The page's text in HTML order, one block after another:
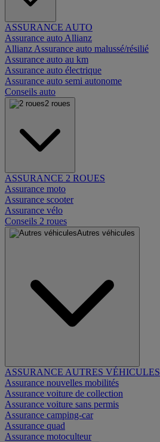
ASSURANCE AUTO
Assurance auto Allianz
Allianz Assurance auto malussé/résilié
Assurance auto au km
Assurance auto électrique
Assurance auto semi autonome
Conseils auto
2 roues
ASSURANCE 2 ROUES
Assurance moto
Assurance scooter
Assurance vélo
Conseils 2 roues
Autres véhicules
ASSURANCE AUTRES VÉHICULES
Assurance nouvelles mobilités
Assurance voiture de collection
Assurance voiture sans permis
Assurance camping-car
Assurance quad
Assurance motoculteur